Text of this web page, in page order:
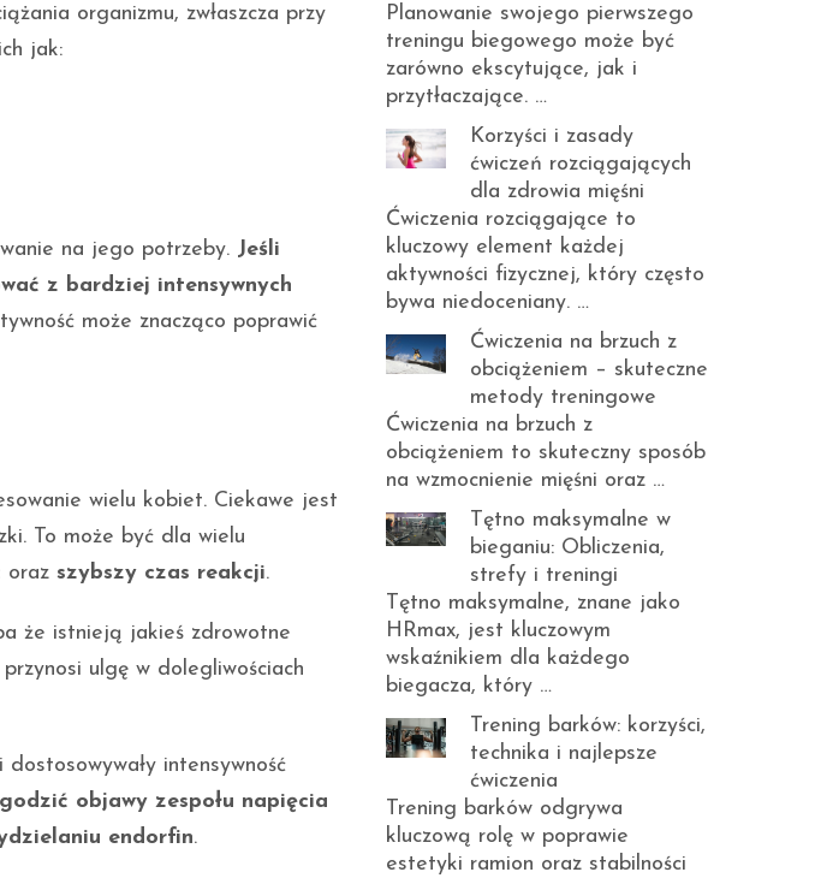
organizmu, zwłaszcza przy
jak:
na jego potrzeby. Jeśli
z bardziej intensywnych
może znacząco poprawić
wielu kobiet. Ciekawe jest
To może być dla wielu
oraz szybszy czas reakcji.
że istnieją jakieś zdrowotne
przynosi ulgę w dolegliwościach
intensywność
objawy zespołu napięcia
endorfin.
Planowanie swojego pierwszego
treningu biegowego może być
zarówno ekscytujące, jak i
przytłaczające. …
Korzyści i zasady
ćwiczeń rozciągających
dla zdrowia mięśni
Ćwiczenia rozciągające to
kluczowy element każdej
aktywności fizycznej, który często
bywa niedoceniany. …
Ćwiczenia na brzuch z
obciążeniem – skuteczne
metody treningowe
Ćwiczenia na brzuch z
obciążeniem to skuteczny sposób
na wzmocnienie mięśni oraz …
Tętno maksymalne w
bieganiu: Obliczenia,
strefy i treningi
Tętno maksymalne, znane jako
HRmax, jest kluczowym
wskaźnikiem dla każdego
biegacza, który …
Trening barków: korzyści,
technika i najlepsze
ćwiczenia
Trening barków odgrywa
kluczową rolę w poprawie
estetyki ramion oraz stabilności